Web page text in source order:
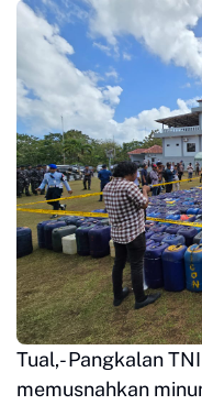
Tual,- Pangkalan
memusnahkan